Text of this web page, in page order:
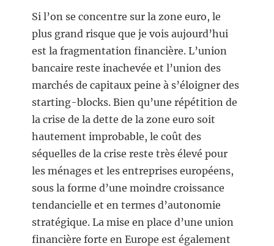
Si l’on se concentre sur la zone euro, le
plus grand risque que je vois aujourd’hui
est la fragmentation financière. L’union
bancaire reste inachevée et l’union des
marchés de capitaux peine à s’éloigner des
starting-blocks. Bien qu’une répétition de
la crise de la dette de la zone euro soit
hautement improbable, le coût des
séquelles de la crise reste très élevé pour
les ménages et les entreprises européens,
sous la forme d’une moindre croissance
tendancielle et en termes d’autonomie
stratégique. La mise en place d’une union
financière forte en Europe est également